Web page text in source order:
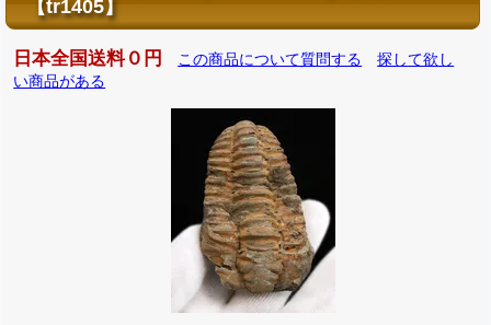
【tr1405】
日本全国送料０円 この商品について質問する
探して欲し
い商品がある